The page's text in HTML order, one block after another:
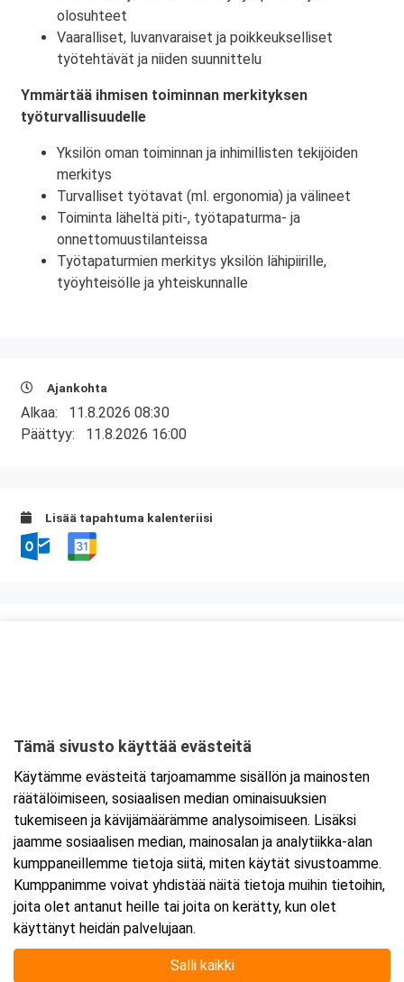
olosuhteet
Vaaralliset, luvanvaraiset ja poikkeukselliset
työtehtävät ja niiden suunnittelu
Ymmärtää ihmisen toiminnan merkityksen
työturvallisuudelle
Yksilön oman toiminnan ja inhimillisten tekijöiden
merkitys
Turvalliset työtavat (ml. ergonomia) ja välineet
Toiminta läheltä piti-, työtapaturma- ja
onnettomuustilanteissa
Työtapaturmien merkitys yksilön lähipiirille,
työyhteisölle ja yhteiskunnalle
Ajankohta
Alkaa: 11.8.2026 08:30
Päättyy: 11.8.2026 16:00
Lisää tapahtuma kalenteriisi
Tarkempi kartta ja ajo-ohjeet
Tämä sivusto käyttää evästeitä
Käytämme evästeitä tarjoamamme sisällön ja mainosten
räätälöimiseen, sosiaalisen median ominaisuuksien
tukemiseen ja kävijämäärämme analysoimiseen. Lisäksi
jaamme sosiaalisen median, mainosalan ja analytiikka-alan
kumppaneillemme tietoja siitä, miten käytät sivustoamme.
Kumppanimme voivat yhdistää näitä tietoja muihin tietoihin,
joita olet antanut heille tai joita on kerätty, kun olet
käyttänyt heidän palvelujaan.
Salli kaikki